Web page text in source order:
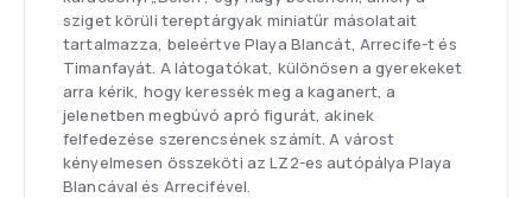
sziget körüli tereptárgyak miniatűr másolatait
tartalmazza, beleértve Playa Blancát, Arrecife-t és
Timanfayát. A látogatókat, különösen a gyerekeket
arra kérik, hogy keressék meg a kaganert, a
jelenetben megbúvó apró figurát, akinek
felfedezése szerencsének számít. A várost
kényelmesen összeköti az LZ2-es autópálya Playa
Blancával és Arrecifével.